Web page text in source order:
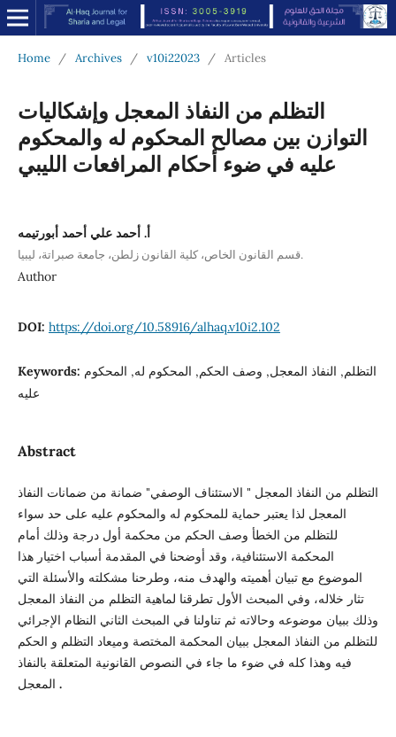
Home / Archives / v10i22023 / Articles
التظلم من النفاذ المعجل وإشكاليات
التوازن بين مصالح المحكوم له والمحكوم
عليه في ضوء أحكام المرافعات الليبي
أ. أحمد علي أحمد أبورتيمه
قسم القانون الخاص، كلية القانون زلطن، جامعة صبراتة، ليبيا.
Author
DOI: https://doi.org/10.58916/alhaq.v10i2.102
Keywords: التظلم, النفاذ المعجل, وصف الحكم, المحكوم له, المحكوم
عليه
Abstract
التظلم من النفاذ المعجل " الاستئناف الوصفي" ضمانة من ضمانات النفاذ
المعجل لذا يعتبر حماية للمحكوم له والمحكوم عليه على حد سواء
للتظلم من الخطأ وصف الحكم من محكمة أول درجة وذلك أمام
المحكمة الاستئنافية، وقد أوضحنا في المقدمة أسباب اختيار هذا
الموضوع مع تبيان أهميته والهدف منه، وطرحنا مشكلته والأسئلة التي
تثار خلاله، وفي المبحث الأول تطرقنا لماهية التظلم من النفاذ المعجل
وذلك ببيان موضوعه وحالاته ثم تناولنا في المبحث الثاني النظام الإجرائي
للتظلم من النفاذ المعجل ببيان المحكمة المختصة وميعاد التظلم و الحكم
فيه وهذا كله في ضوء ما جاء في النصوص القانونية المتعلقة بالنفاذ
.